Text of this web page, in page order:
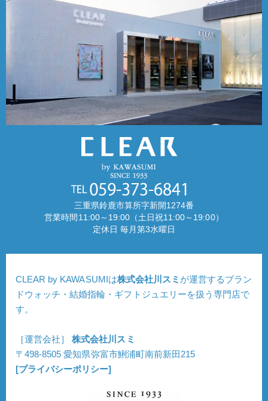
三重県鈴鹿市算所字新開1274番
営業時間11:00～19:00（土日祝11:00～19:00）
定休日 毎月第3水曜日
CLEAR by KAWASUMIは株式会社川スミ が運営するブラン
ドウォッチ・結婚指輪・ギフトジュエリーを扱う専門店で
す。
［運営会社］株式会社川スミ
〒498-8505 愛知県弥富市鯏浦町南前新田215
[プライバシーポリシー]